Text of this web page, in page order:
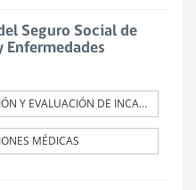
Seguro Social de
LIBRO III. DENUNCIA, CALIFICACIÓN Y EVALUACIÓN DE INCAPACIDADES PERMANENTES
MÉDICAS